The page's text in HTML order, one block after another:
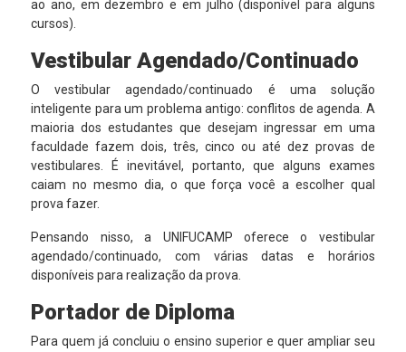
ao ano, em dezembro e em julho (disponível para alguns
cursos).
Vestibular Agendado/Continuado
O vestibular agendado/continuado é uma solução
inteligente para um problema antigo: conflitos de agenda. A
maioria dos estudantes que desejam ingressar em uma
faculdade fazem dois, três, cinco ou até dez provas de
vestibulares. É inevitável, portanto, que alguns exames
caiam no mesmo dia, o que força você a escolher qual
prova fazer.
Pensando nisso, a UNIFUCAMP oferece o vestibular
agendado/continuado, com várias datas e horários
disponíveis para realização da prova.
Portador de Diploma
Para quem já concluiu o ensino superior e quer ampliar seu